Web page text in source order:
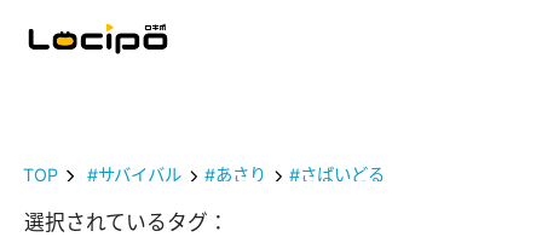
TOP #サバイバル #あさり #さばいどる
選択されているタグ：